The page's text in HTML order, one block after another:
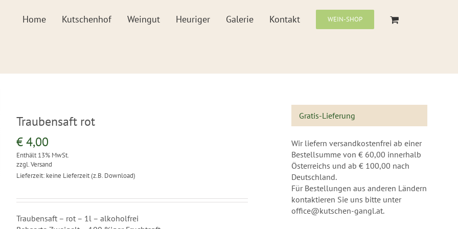
Home Kutschenhof Weingut Heuriger Galerie Kontakt WEIN-SHOP
Traubensaft rot
€4,00
Enthält 13% MwSt.
zzgl.Versand
Lieferzeit: keine Lieferzeit (z.B. Download)
Traubensaft – rot – 1l – alkoholfrei
Gratis-Lieferung
Wir liefern versandkostenfrei ab einer
Bestellsumme von € 60,00 innerhalb
Österreichs und ab € 100,00 nach
Deutschland.
Für Bestellungen aus anderen Ländern
kontaktieren Sie uns bitte unter
office@kutschen-gangl.at.